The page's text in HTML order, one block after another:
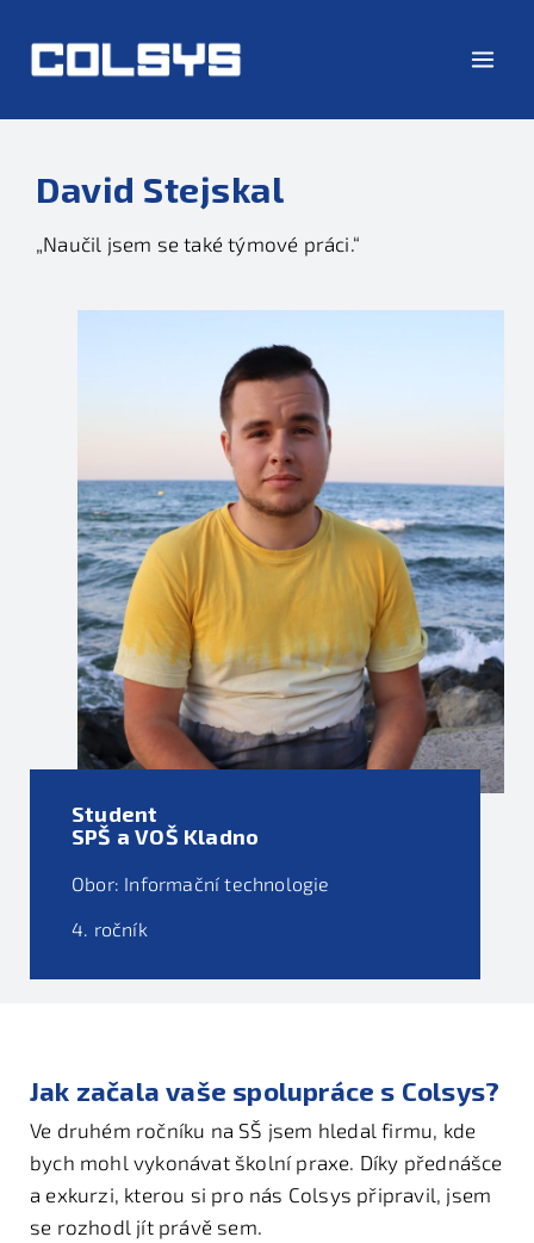
David Stejskal
„Naučil jsem se také týmové práci.“
Student
SPŠ a VOŠ Kladno
Obor: Informační technologie
4. ročník
Jak začala vaše spolupráce s Colsys?
Ve druhém ročníku na SŠ jsem hledal firmu, kde
bych mohl vykonávat školní praxe. Díky přednášce
a exkurzi, kterou si pro nás Colsys připravil, jsem
se rozhodl jít právě sem.